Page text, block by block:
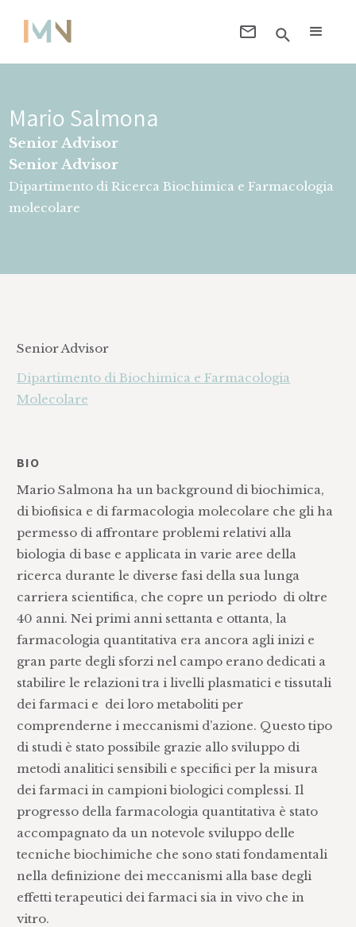
Mario Salmona
Senior Advisor
Senior Advisor
Dipartimento di Ricerca Biochimica e Farmacologia
molecolare
Senior Advisor
Dipartimento di Biochimica e Farmacologia
Molecolare
BIO
Mario Salmona ha un background di biochimica,
di biofisica e di farmacologia molecolare che gli ha
permesso di affrontare problemi relativi alla
biologia di base e applicata in varie aree della
ricerca durante le diverse fasi della sua lunga
carriera scientifica, che copre un periodo di oltre
40 anni. Nei primi anni settanta e ottanta, la
farmacologia quantitativa era ancora agli inizi e
gran parte degli sforzi nel campo erano dedicati a
stabilire le relazioni tra i livelli plasmatici e tissutali
dei farmaci e dei loro metaboliti per
comprenderne i meccanismi d’azione. Questo tipo
di studi è stato possibile grazie allo sviluppo di
metodi analitici sensibili e specifici per la misura
dei farmaci in campioni biologici complessi. Il
progresso della farmacologia quantitativa è stato
accompagnato da un notevole sviluppo delle
tecniche biochimiche che sono stati fondamentali
nella definizione dei meccanismi alla base degli
effetti terapeutici dei farmaci sia in vivo che in
vitro.